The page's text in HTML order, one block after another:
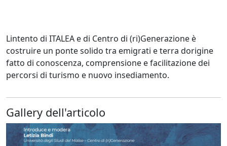
Lintento di ITALEA e di Centro di (ri)Generazione è
costruire un ponte solido tra emigrati e terra dorigine
fatto di conoscenza, comprensione e facilitazione dei
percorsi di turismo e nuovo insediamento.
Gallery dell'articolo